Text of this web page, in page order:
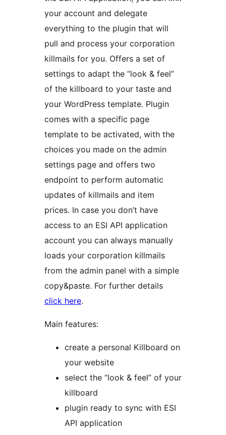
your account and delegate
everything to the plugin that will
pull and process your corporation
killmails for you. Offers a set of
settings to adapt the “look & feel”
of the killboard to your taste and
your WordPress template. Plugin
comes with a specific page
template to be activated, with the
choices you made on the admin
settings page and offers two
endpoint to perform automatic
updates of killmails and item
prices. In case you don’t have
access to an ESI API application
account you can always manually
loads your corporation killmails
from the admin panel with a simple
copy&paste. For further details
click here.
Main features:
create a personal Killboard on
your website
select the “look & feel” of your
killboard
plugin ready to sync with ESI
API application